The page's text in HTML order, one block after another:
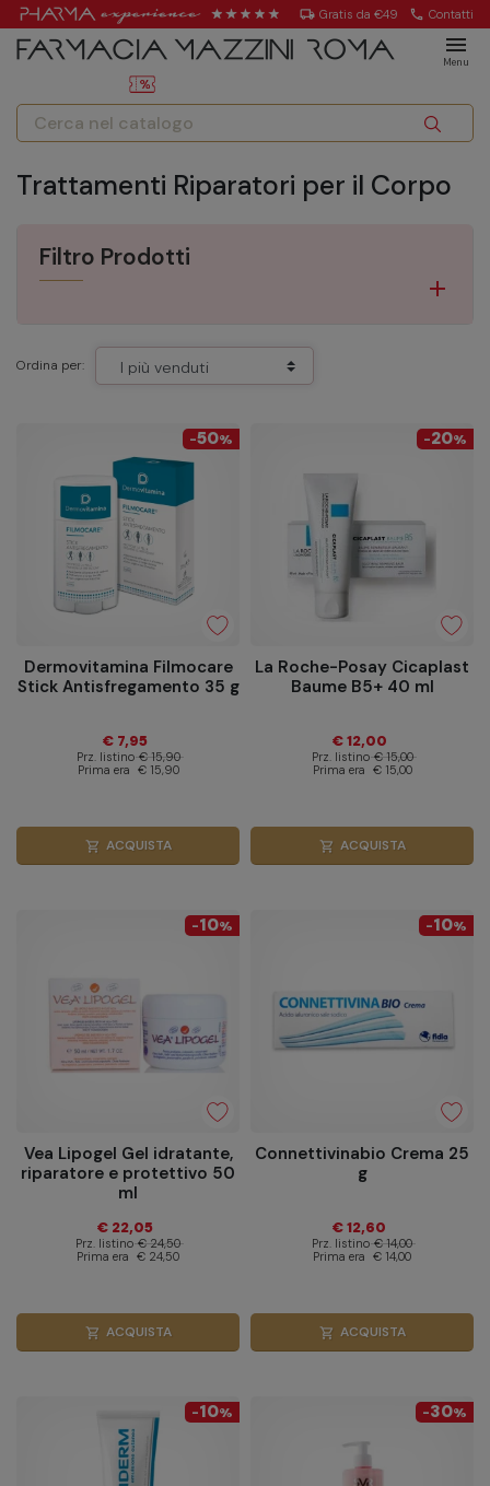
local_shipping Gratis da €49 call Contatti
menu
Menu
Trattamenti Riparatori per il Corpo
Filtro Prodotti
Ordina per:
-50%
Dermovitamina Filmocare
Stick Antisfregamento 35 g
€ 7,95
Prz. listino € 15,90
Prima era € 15,90
shopping_cart ACQUISTA
-20%
La Roche-Posay Cicaplast
Baume B5+ 40 ml
€ 12,00
Prz. listino € 15,00
Prima era € 15,00
shopping_cart ACQUISTA
-10%
Vea Lipogel Gel idratante,
riparatore e protettivo 50
ml
€ 22,05
Prz. listino € 24,50
Prima era € 24,50
shopping_cart ACQUISTA
-10%
Connettivinabio Crema 25
g
€ 12,60
Prz. listino € 14,00
Prima era € 14,00
shopping_cart ACQUISTA
-10% -30%